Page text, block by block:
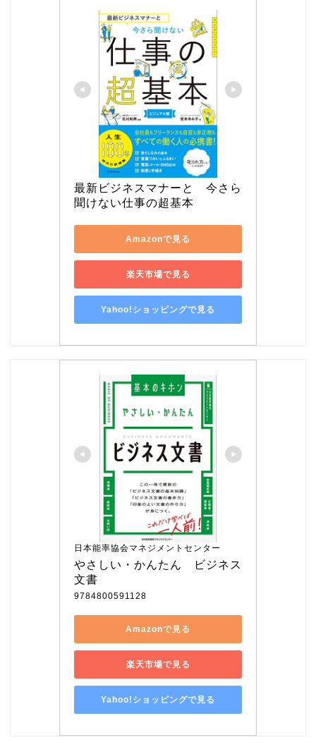
最新ビジネスマナーと　今さら
聞けない仕事の超基本
Amazonで見る
楽天市場で見る
Yahoo!ショッピングで見る
日本能率協会マネジメントセンター
やさしい・かんたん　ビジネス
文書
9784800591128
Amazonで見る
楽天市場で見る
Yahoo!ショッピングで見る